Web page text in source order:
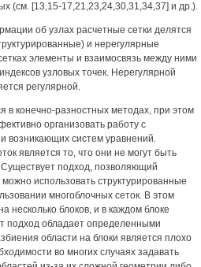
(см. [13,15-17,21,23,24,30,31,34,37] и др.).
об узлах расчетные сетки делятся
и нерегулярные
элементы и взаимосвязь между ними
узловых точек. Нерегулярной
регулярной.
в конечно-разностных методах, при этом
организовать работу с
систем уравнений.
является то, что они не могут быть
подход, позволяющий
использовать структурированные
многоблочных сеток. В этом
несколько блоков, и в каждом блоке
подход обладает определенными
области на блоки является плохо
во многих случаях задавать